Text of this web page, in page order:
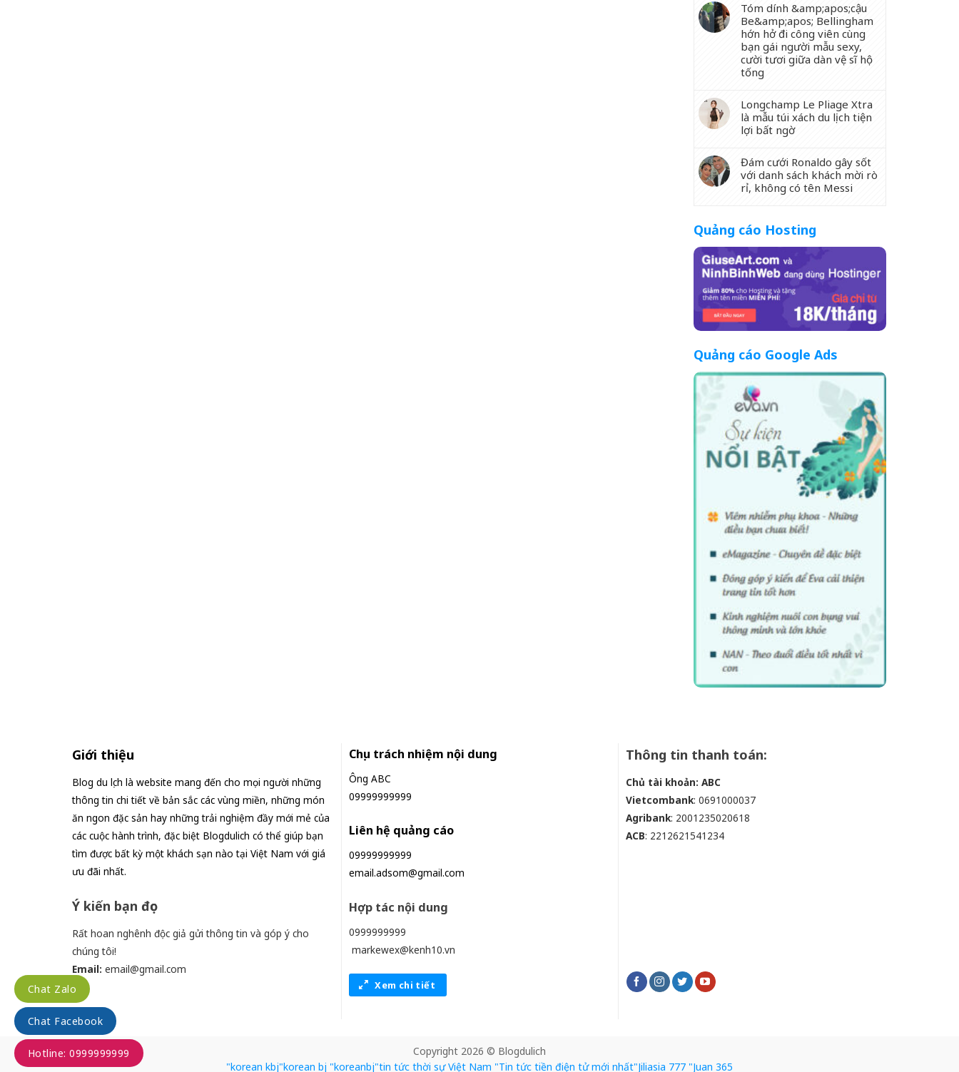
Tóm dính &amp;apos;cậu
Be&amp;apos; Bellingham
hớn hở đi công viên cùng
bạn gái người mẫu sexy,
cười tươi giữa dàn vệ sĩ hộ
tống
Longchamp Le Pliage Xtra
là mẫu túi xách du lịch tiện
lợi bất ngờ
Đám cưới Ronaldo gây sốt
với danh sách khách mời rò
rỉ, không có tên Messi
Quảng cáo Hosting
Quảng cáo Google Ads
Giới thiệu
Blog du lịch là website mang đến cho mọi người những
thông tin chi tiết về bản sắc các vùng miền, những món
ăn ngon đặc sản hay những trải nghiệm đầy mới mẻ của
các cuộc hành trình, đặc biệt Blogdulich có thể giúp bạn
tìm được bất kỳ một khách sạn nào tại Việt Nam với giá
ưu đãi nhất.
Ý kiến bạn đọc
Rất hoan nghênh độc giả gửi thông tin và góp ý cho
chúng tôi!
Email: email@gmail.com
Chịu trách nhiệm nội dung
Ông ABC
09999999999
Liên hệ quảng cáo
09999999999
email.adsom@gmail.com
Hợp tác nội dung
0999999999
markewex@kenh10.vn
Xem chi tiết
Thông tin thanh toán:
Chủ tài khoản: ABC
Vietcombank: 0691000037
Agribank: 2001235020618
ACB: 2212621541234
Copyright 2026 © Blogdulich
"korean kbj​"korean bj "koreanbj​"tin tức thời sự Việt Nam "Tin tức tiền điện tử mới nhất​"Jiliasia 777 "Juan 365​
Chat Zalo
Chat Facebook
Hotline: 0999999999